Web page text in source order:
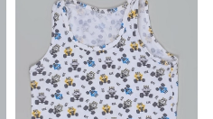
120